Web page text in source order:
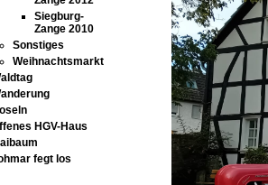
Siegburg-
Zange 2010
Sonstiges
Weihnachtsmarkt
HGV-Haus
fegt los